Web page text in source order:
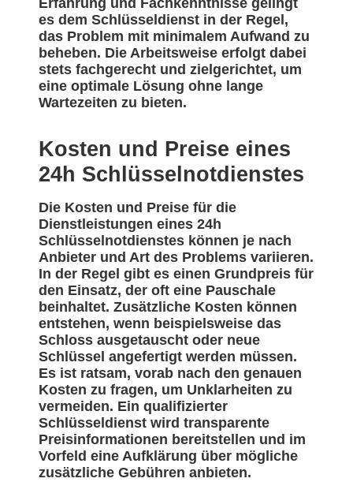
Erfahrung und Fachkenntnisse gelingt
es dem Schlüsseldienst in der Regel,
das Problem mit minimalem Aufwand zu
beheben. Die Arbeitsweise erfolgt dabei
stets fachgerecht und zielgerichtet, um
eine optimale Lösung ohne lange
Wartezeiten zu bieten.
Kosten und Preise eines
24h Schlüsselnotdienstes
Die Kosten und Preise für die
Dienstleistungen eines 24h
Schlüsselnotdienstes können je nach
Anbieter und Art des Problems variieren.
In der Regel gibt es einen Grundpreis für
den Einsatz, der oft eine Pauschale
beinhaltet. Zusätzliche Kosten können
entstehen, wenn beispielsweise das
Schloss ausgetauscht oder neue
Schlüssel angefertigt werden müssen.
Es ist ratsam, vorab nach den genauen
Kosten zu fragen, um Unklarheiten zu
vermeiden. Ein qualifizierter
Schlüsseldienst wird transparente
Preisinformationen bereitstellen und im
Vorfeld eine Aufklärung über mögliche
zusätzliche Gebühren anbieten.